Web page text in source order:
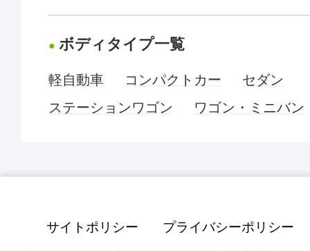
ボディタイプ一覧
軽自動車 コンパクトカー
セダン
ステーションワゴン
ワゴン・ミニバン
サイトポリシー プライバシーポリシー